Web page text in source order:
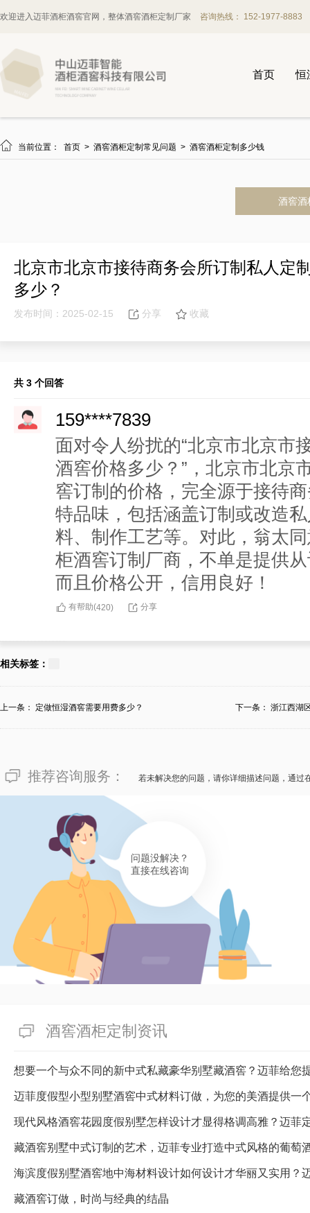
欢迎进入迈菲酒柜酒窖官网，整体酒窖酒柜定制厂家 咨询热线： 152-1977-8883
首页 恒
 当前位置： 首页 > 酒窖酒柜定制常见问题 > 酒窖酒柜定制多少钱
酒窖酒
北京市北京市接待商务会所订制私人定
多少？
发布时间：2025-02-15 分享 收藏
共 3 个回答
159****7839
面对令人纷扰的“北京市北京市
酒窖价格多少？”，北京市北京
窖订制的价格，完全源于接待
特品味，包括涵盖订制或改造
料、制作工艺等。对此，翁太
柜酒窖订制厂商，不单是提供
而且价格公开，信用良好！
有帮助(420) 分享
178****6271
少？”的不惑难事，北京市北京
订制厂商——迈菲酒柜酒窖如此
酒窖的价格很首要，但选定一
的价格会因订制时的难度系数
一样。要是说您也期待订制私
市北京市迈菲酒柜酒窖订制厂
致赞叹不已的服务和令人满意
有帮助( 分享
132****6266
像“北京市北京市接待商务会
少？”这种不惑难事，其实选
首要——原由私人定制恒湿藏酒
要求、难度系数等变迁，一般
迎选定北京市北京市迈菲酒柜
所注入活力！
有帮助(420) 分享
相关标签：
上一条： 定做恒湿酒窖需要用费多少？ 下一条： 浙江西湖
推荐咨询服务： 若未解决您的问题，请你详细描述问题，通过
问题没解决？
直接在线咨询
酒窖酒柜定制资讯
想要一个与众不同的新中式私藏豪华别墅藏酒窖？迈菲给您
迈菲度假型小型别墅酒窖中式材料订做，为您的美酒提供一
藏酒窖别墅中式订制的艺术，迈菲专业打造中式风格的葡萄
海滨度假别墅酒窖地中海材料设计如何设计才华丽又实用？
藏酒窖订做，时尚与经典的结晶